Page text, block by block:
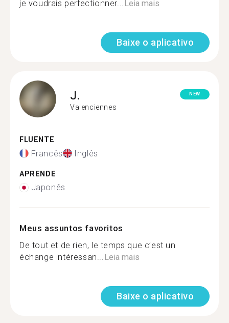
je voudrais perfectionner... Leia mais
Baixe o aplicativo
J.
Valenciennes
NEW
FLUENTE
Francês Inglês
APRENDE
Japonês
Meus assuntos favoritos
De tout et de rien, le temps que c’est un
échange intéressan...Leia mais
Baixe o aplicativo